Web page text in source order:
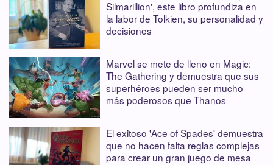
Silmarillion', este libro profundiza en
la labor de Tolkien, su personalidad y
decisiones
Marvel se mete de lleno en Magic:
The Gathering y demuestra que sus
superhéroes pueden ser mucho
más poderosos que Thanos
El exitoso 'Ace of Spades' demuestra
que no hacen falta reglas complejas
para crear un gran juego de mesa